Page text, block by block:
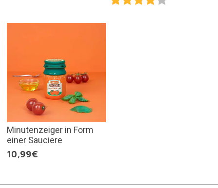
Minutenzeiger in Form
einer Sauciere
10,99€